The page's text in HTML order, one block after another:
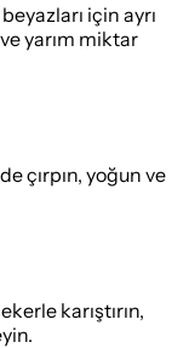
için ayrı
yarım miktar
çırpın, yoğun ve
karıştırın,